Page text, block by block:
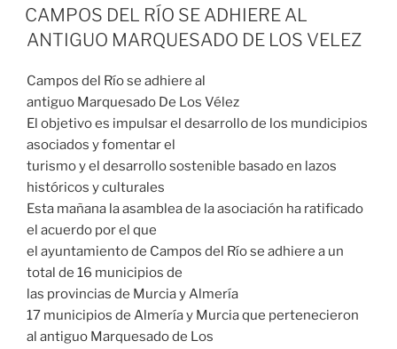
CAMPOS DEL RÍO SE ADHIERE AL
ANTIGUO MARQUESADO DE LOS VELEZ
Campos del Río se adhiere al
antiguo Marquesado De Los Vélez
El objetivo es impulsar el desarrollo de los mundicipios
asociados y fomentar el
turismo y el desarrollo sostenible basado en lazos
históricos y culturales
Esta mañana la asamblea de la asociación ha ratificado
el acuerdo por el que
el ayuntamiento de Campos del Río se adhiere a un
total de 16 municipios de
las provincias de Murcia y Almería
17 municipios de Almería y Murcia que pertenecieron
al antiguo Marquesado de Los